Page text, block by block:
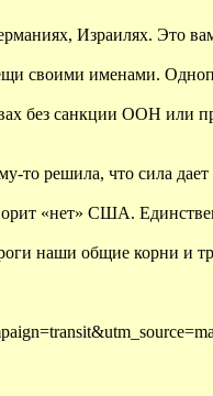
Израилях. Это
своими именами.
без санкции ООН или
то решила, что сила
«нет» США.
наши общие корни и